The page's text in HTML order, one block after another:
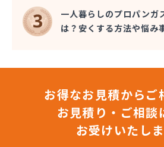
一人暮らしのプロパンガ
は？安くする方法や悩み
お得なお見積からご
お見積り・ご相談
お受けいたし